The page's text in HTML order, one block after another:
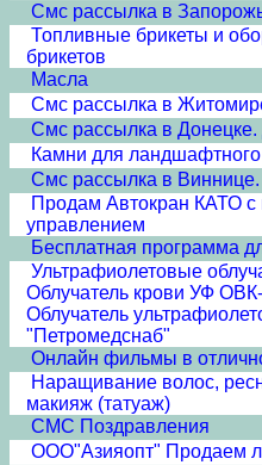
Смс рассылка в
Топливные брикеты и
брикетов
Масла
Смс рассылка в
Смс рассылка в
Камни для ландшафтного
Смс рассылка в
Продам Автокран КАТО с
управлением
Бесплатная программа
Ультрафиолетовые
Облучатель крови УФ
Облучатель
"Петромедснаб"
Онлайн фильмы в
Наращивание волос,
макияж (татуаж)
СМС Поздравления
ООО"Азияопт" Продаем